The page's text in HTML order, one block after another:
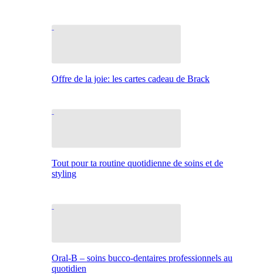
Offre de la joie: les cartes cadeau de Brack
Tout pour ta routine quotidienne de soins et de
styling
Oral-B – soins bucco-dentaires professionnels au
quotidien